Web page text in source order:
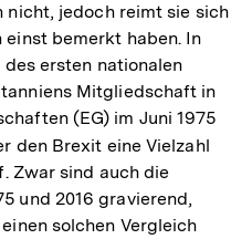
jedoch reimt sie sich
einst bemerkt haben. In
ersten nationalen
Mitgliedschaft in
(EG) im Juni 1975
den Brexit eine Vielzahl
Zwar sind auch die
und 2016 gravierend,
solchen Vergleich